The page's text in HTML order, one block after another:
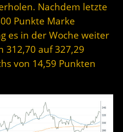
Nachdem letzte
Punkte Marke
es in der Woche weiter
312,70 auf 327,29
von 14,59 Punkten